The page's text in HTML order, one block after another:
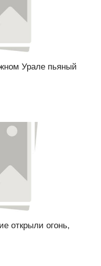
Урале пьяный
открыли огонь,